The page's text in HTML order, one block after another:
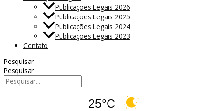
Publicações Legais 2026
Publicações Legais 2025
Publicações Legais 2024
Publicações Legais 2023
Contato
Pesquisar
Pesquisar
25°C